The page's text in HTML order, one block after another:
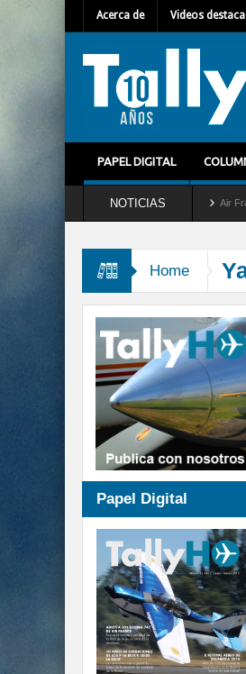
Acerca de Videos
PAPEL DIGITAL
NOTICIAS
del servicio al C-2 Greyhound Air France-
Home
Papel Digital